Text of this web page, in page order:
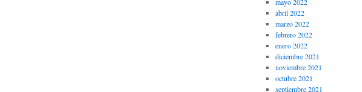
abril 2022
marzo 2022
febrero 2022
enero 2022
diciembre 2021
noviembre 2021
octubre 2021
septiembre 2021